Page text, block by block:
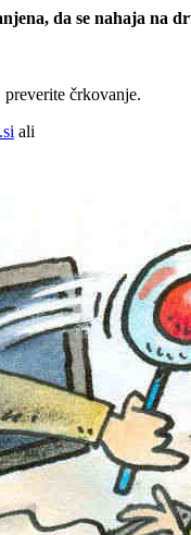
da se nahaja na
črkovanje.
ali